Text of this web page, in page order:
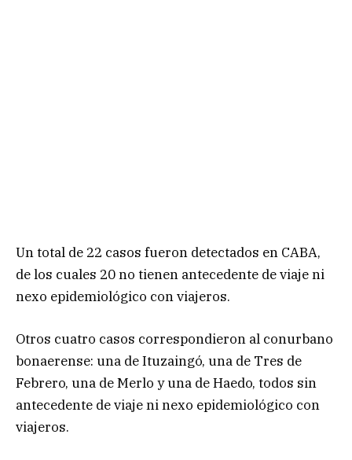
Un total de 22 casos fueron detectados en CABA,
de los cuales 20 no tienen antecedente de viaje ni
nexo epidemiológico con viajeros.
Otros cuatro casos correspondieron al conurbano
bonaerense: una de Ituzaingó, una de Tres de
Febrero, una de Merlo y una de Haedo, todos sin
antecedente de viaje ni nexo epidemiológico con
viajeros.